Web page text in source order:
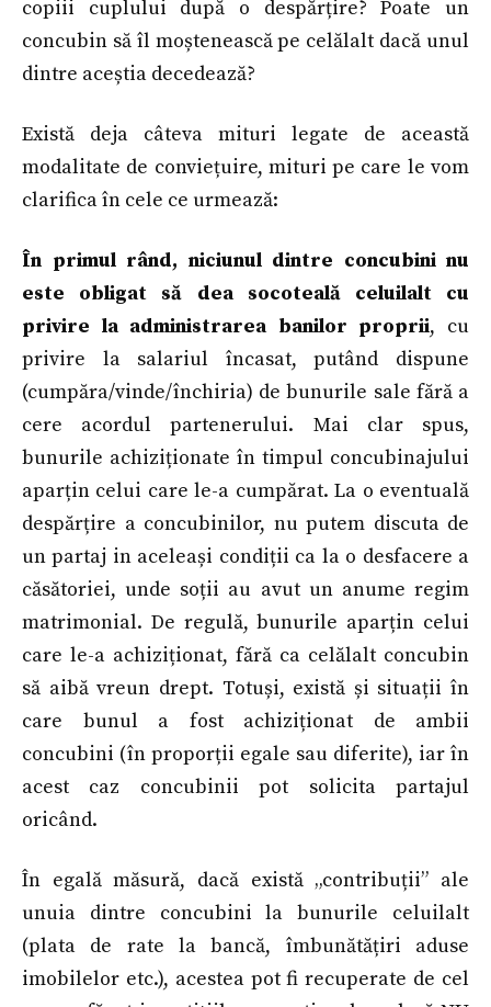
copiii cuplului după o despărțire? Poate un
concubin să îl moștenească pe celălalt dacă unul
dintre aceștia decedează?
Există deja câteva mituri legate de această
modalitate de conviețuire, mituri pe care le vom
clarifica în cele ce urmează:
În primul rând, niciunul dintre concubini nu
este obligat să dea socoteală celuilalt cu
privire la administrarea banilor proprii, cu
privire la salariul încasat, putând dispune
(cumpăra/vinde/închiria) de bunurile sale fără a
cere acordul partenerului. Mai clar spus,
bunurile achiziționate în timpul concubinajului
aparțin celui care le-a cumpărat. La o eventuală
despărțire a concubinilor, nu putem discuta de
un partaj in aceleași condiții ca la o desfacere a
căsătoriei, unde soții au avut un anume regim
matrimonial. De regulă, bunurile aparțin celui
care le-a achiziționat, fără ca celălalt concubin
să aibă vreun drept. Totuși, există și situații în
care bunul a fost achiziționat de ambii
concubini (în proporții egale sau diferite), iar în
acest caz concubinii pot solicita partajul
oricând.
În egală măsură, dacă există „contribuții” ale
unuia dintre concubini la bunurile celuilalt
(plata de rate la bancă, îmbunătățiri aduse
imobilelor etc.), acestea pot fi recuperate de cel